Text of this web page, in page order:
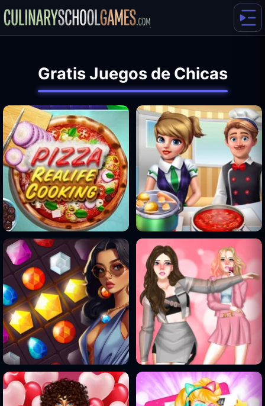
Gratis Juegos de Chicas